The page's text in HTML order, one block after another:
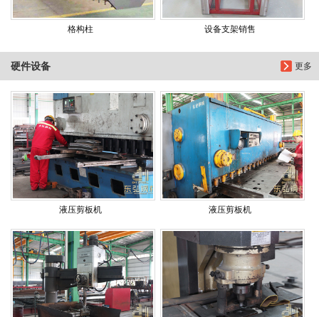
格构柱 设备支架销售
更多
硬件设备
液压剪板机 液压剪板机